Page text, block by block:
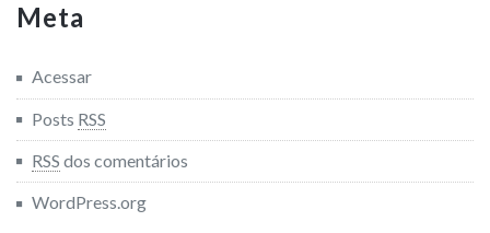
Meta
Acessar
Posts RSS
RSS dos comentários
WordPress.org